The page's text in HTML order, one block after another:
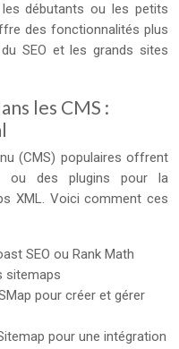
débutants ou les petits
des fonctionnalités plus
SEO et les grands sites
les CMS :
(CMS) populaires offrent
ou des plugins pour la
XML. Voici comment ces
SEO ou Rank Math
sitemaps
pour créer et gérer
pour une intégration